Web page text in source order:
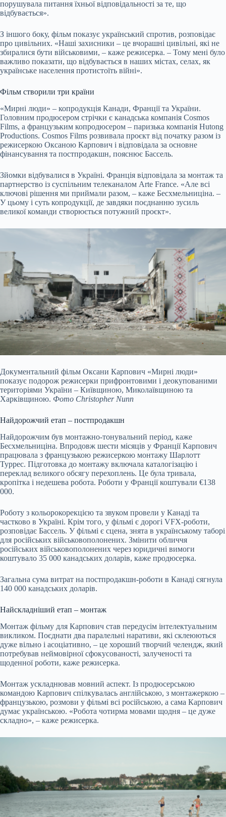
порушувала питання їхньої відповідальності за те, що
відбувається».
З іншого боку, фільм показує український спротив, розповідає
про цивільних. «Наші захисники – це вчорашні цивільні, які не
збиралися бути військовими, – каже режисерка. – Тому мені було
важливо показати, що відбувається в наших містах, селах, як
українське населення протистоїть війні».
Фільм створили три країни
«Мирні люди» – копродукція Канади, Франції та України.
Головним продюсером стрічки є канадська компанія Cosmos
Films, а французьким копродюсером – паризька компанія Hutong
Productions. Cosmos Films розвивала проєкт від початку разом із
режисеркою Оксаною Карпович і відповідала за основне
фінансування та постпродакшн, пояснює Бассель.
Зйомки відбувалися в Україні. Франція відповідала за монтаж та
партнерство із суспільним телеканалом Arte France. «Але всі
ключові рішення ми приймали разом, – каже Бесхмельниціна. –
У цьому і суть копродукції, де завдяки поєднанню зусиль
великої команди створюється потужний проєкт».
Документальний фільм Оксани Карпович «Мирні люди»
показує подорож режисерки прифронтовими і деокупованими
територіями України – Київщиною, Миколаївщиною та
Харківщиною. Фото Christopher Nunn
Найдорожчий етап – постпродакшн
Найдорожчим був монтажно-тонувальний період, каже
Бесхмельниціна. Впродовж шести місяців у Франції Карпович
працювала з французькою режисеркою монтажу Шарлотт
Туррес. Підготовка до монтажу включала каталогізацію і
переклад великого обсягу перехоплень. Це була тривала,
кропітка і недешева робота. Роботи у Франції коштували €138
000.
Роботу з кольорокорекцією та звуком провели у Канаді та
частково в Україні. Крім того, у фільмі є дорогі VFX-роботи,
розповідає Бассель. У фільмі є сцена, знята в українському таборі
для російських військовополонених. Змінити обличчя
російських військовополонених через юридичні вимоги
коштувало 35 000 канадських доларів, каже продюсерка.
Загальна сума витрат на постпродакшн-роботи в Канаді сягнула
140 000 канадських доларів.
Найскладніший етап – монтаж
Монтаж фільму для Карпович став передусім інтелектуальним
викликом. Поєднати два паралельні наративи, які склеюються
дуже вільно і асоціативно, – це хороший творчий челендж, який
потребував неймовірної сфокусованості, залученості та
щоденної роботи, каже режисерка.
Монтаж ускладнював мовний аспект. Із продюсерською
командою Карпович спілкувалась англійською, з монтажеркою –
французькою, розмови у фільмі всі російською, а сама Карпович
думає українською. «Робота чотирма мовами щодня – це дуже
складно», – каже режисерка.